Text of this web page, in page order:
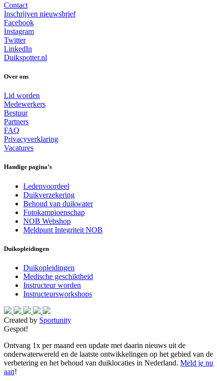
Contact
Inschrijven nieuwsbrief
Facebook
Instagram
Twitter
LinkedIn
Duikspotter.nl
Over ons
Lid worden
Medewerkers
Bestuur
Partners
FAQ
Privacyverklaring
Vacatures
Handige pagina’s
Ledenvoordeel
Duikverzekering
Behoud van duikwater
Fotokampioenschap
NOB Webshop
Meldpunt Integriteit NOB
Duikopleidingen
Duikopleidingen
Medische geschiktheid
Instructeur worden
Instructeursworkshops
Created by Sportunity
Gespot!
Ontvang 1x per maand een update met daarin nieuws uit de
onderwaterwereld en de laatste ontwikkelingen op het gebied van de
verbetering en het behoud van duiklocaties in Nederland. Meld je nu
aan!